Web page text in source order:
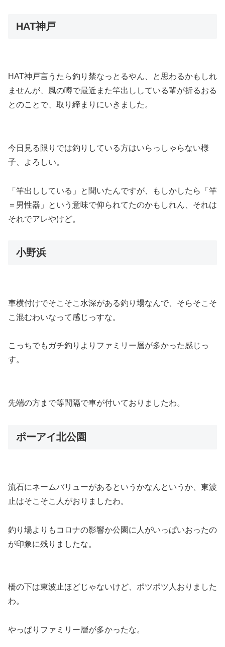
HAT神戸
HAT神戸言うたら釣り禁なっとるやん、と思わるかもしれ
ませんが、風の噂で最近また竿出ししている輩が折るおる
とのことで、取り締まりにいきました。
今日見る限りでは釣りしている方はいらっしゃらない様
子、よろしい。
「竿出ししている」と聞いたんですが、もしかしたら「竿
＝男性器」という意味で仰られてたのかもしれん、それは
それでアレやけど。
小野浜
車横付けでそこそこ水深がある釣り場なんで、そらそこそ
こ混むわいなって感じっすな。
こっちでもガチ釣りよりファミリー層が多かった感じっ
す。
先端の方まで等間隔で車が付いておりましたわ。
ポーアイ北公園
流石にネームバリューがあるというかなんというか、東波
止はそこそこ人がおりましたわ。
釣り場よりもコロナの影響か公園に人がいっぱいおったの
が印象に残りましたな。
橋の下は東波止ほどじゃないけど、ポツポツ人おりました
わ。
やっぱりファミリー層が多かったな。